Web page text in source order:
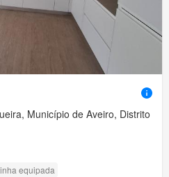
Município de Aveiro, Distrito
equipada